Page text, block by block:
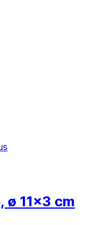
11x3 cm